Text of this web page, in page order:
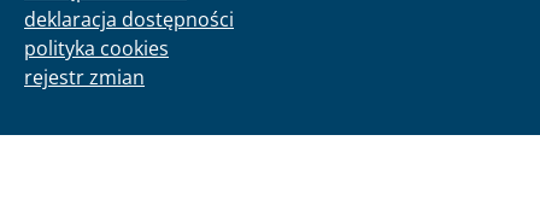
deklaracja dostępności
polityka cookies
rejestr zmian